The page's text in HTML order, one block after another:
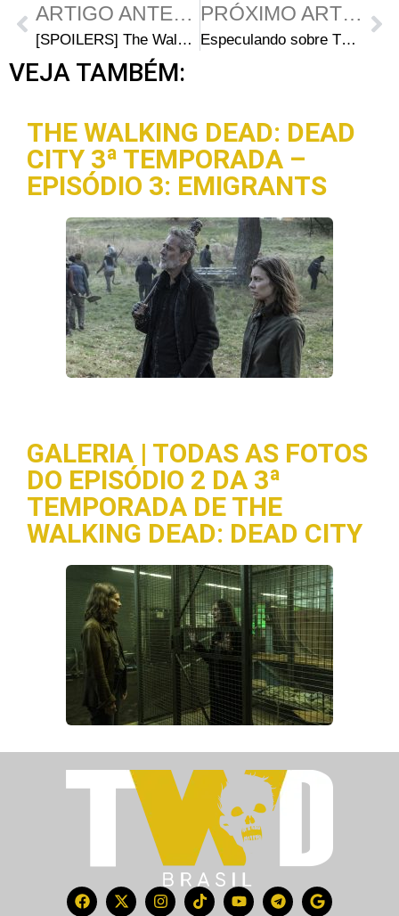
ARTIGO ANTERIOR
[SPOILERS] The Walking Dead 148 – Discussão
PRÓXIMO ARTIGO
Especulando sobre The Walking Dead – Dwight vai encontrar Daryl
VEJA TAMBÉM:
THE WALKING DEAD: DEAD
CITY 3ª TEMPORADA –
EPISÓDIO 3: EMIGRANTS
GALERIA | TODAS AS FOTOS
DO EPISÓDIO 2 DA 3ª
TEMPORADA DE THE
WALKING DEAD: DEAD CITY